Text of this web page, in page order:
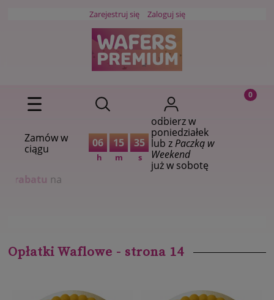
Zarejestruj się Zaloguj się
Zamów w
ciągu
06
h
15
m
35
s
odbierz w
poniedziałek
lub zPaczką w
Weekend
już w sobotę
Opłatki Waflowe - strona 14